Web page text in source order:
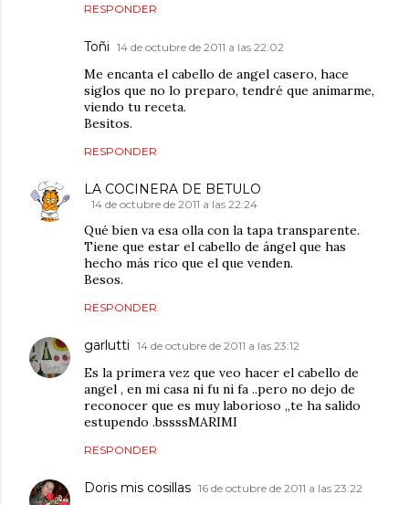
RESPONDER
Toñi 14 de octubre de 2011 a las 22:02
Me encanta el cabello de angel casero, hace
siglos que no lo preparo, tendré que animarme,
viendo tu receta.
Besitos.
RESPONDER
LA COCINERA DE BETULO
14 de octubre de 2011 a las 22:24
Qué bien va esa olla con la tapa transparente.
Tiene que estar el cabello de ángel que has
hecho más rico que el que venden.
Besos.
RESPONDER
garlutti 14 de octubre de 2011 a las 23:12
Es la primera vez que veo hacer el cabello de
angel , en mi casa ni fu ni fa ..pero no dejo de
reconocer que es muy laborioso ,,te ha salido
estupendo .bssssMARIMI
RESPONDER
Doris mis cosillas 16 de octubre de 2011 a las 23:22